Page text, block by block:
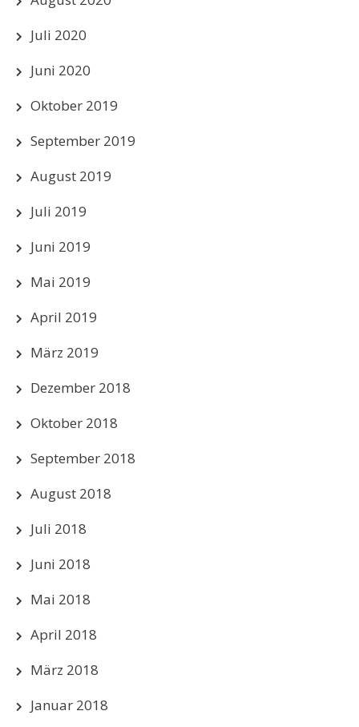
Juli 2020
Juni 2020
Oktober 2019
September 2019
August 2019
Juli 2019
Juni 2019
Mai 2019
April 2019
März 2019
Dezember 2018
Oktober 2018
September 2018
August 2018
Juli 2018
Juni 2018
Mai 2018
April 2018
März 2018
Januar 2018